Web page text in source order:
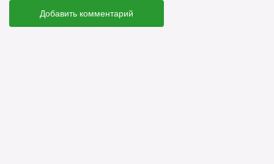
Добавить комментарий